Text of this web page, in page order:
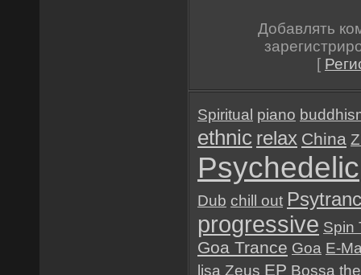
Добавлять
[
Spiritual piano
ethnic relax China
Psychedelic
Dub chill out
progressive Spin
Goa Trance Goa E-
lisa Zeus EP Bossa the